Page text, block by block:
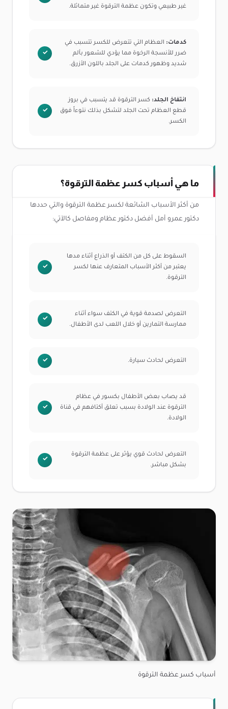
غير طبيعي وتكون عظمة الترقوة غير متماثلة.
كدمات: العظام التي تتعرض للكسر تتسبب في
ضرر للأنسجة الرخوة مما يؤدي للشعور بألم
شديد وظهور كدمات على الجلد باللون الأزرق.
انتفاخ الجلد: كسر الترقوة قد يتسبب في بروز
قطع العظام تحت الجلد لتشكل بذلك نتوءاً فوق
الكسر.
ما هي أسباب كسر عظمة الترقوة؟
من أكثر الأسباب الشائعة لكسر عظمة الترقوة والتي حددها
دكتور عمرو أمل أفضل دكتور عظام ومفاصل كالآتي:
السقوط على كل من الكتف أو الذراع أثناء مدها
يعتبر من أكثر الأسباب المتعارف عنها لكسر
الترقوة.
التعرض لصدمة قوية في الكتف سواء أثناء
ممارسة التمارين أو خلال اللعب لدى الأطفال.
التعرض لحادث سيارة.
قد يصاب بعض الأطفال بكسور في عظام
الترقوة عند الولادة بسبب تعلق أكتافهم في قناة
الولادة.
التعرض لحادث قوي يؤثر على عظمة الترقوة
بشكل مباشر.
أسباب كسر عظمة الترقوة